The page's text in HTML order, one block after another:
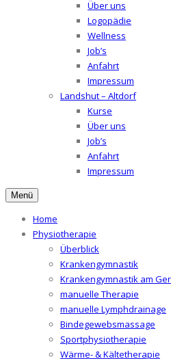
Über uns
Logopädie
Wellness
Job’s
Anfahrt
Impressum
Landshut – Altdorf
Kurse
Über uns
Job’s
Anfahrt
Impressum
Menü
Home
Physiotherapie
Überblick
Krankengymnastik
Krankengymnastik am
manuelle Therapie
manuelle Lymphdrainage
Bindegewebsmassage
Sportphysiotherapie
Wärme- & Kältetherapie